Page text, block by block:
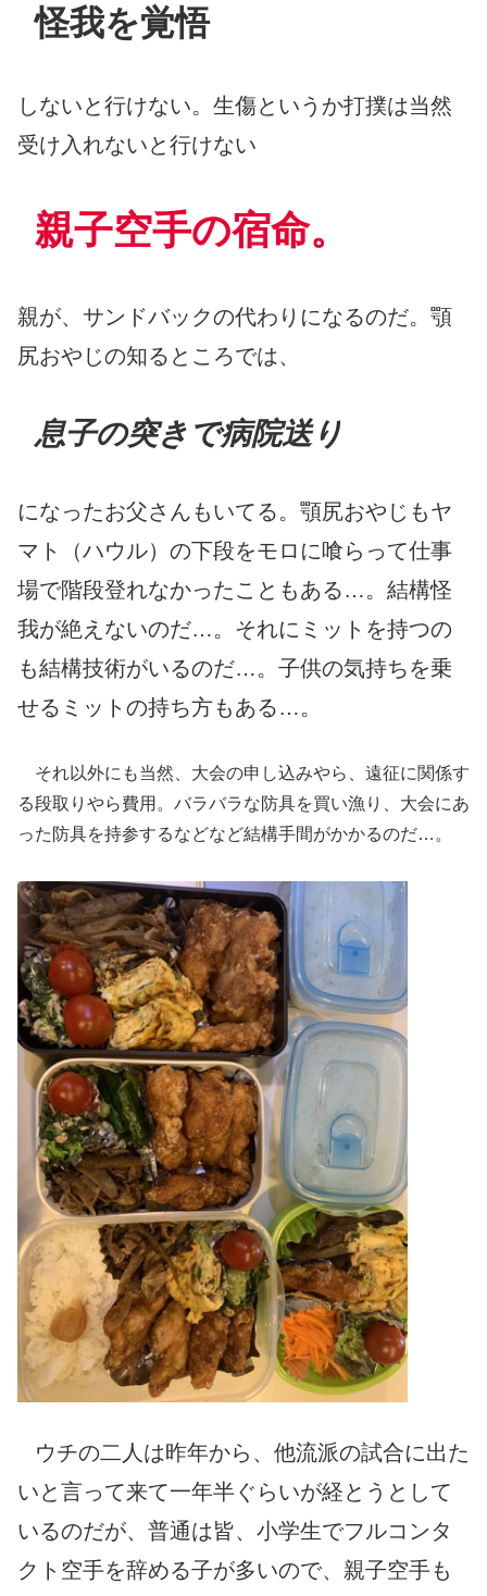
怪我を覚悟
しないと行けない。生傷というか打撲は当然
受け入れないと行けない
親子空手の宿命。
親が、サンドバックの代わりになるのだ。顎
尻おやじの知るところでは、
息子の突きで病院送り
になったお父さんもいてる。顎尻おやじもヤ
マト（ハウル）の下段をモロに喰らって仕事
場で階段登れなかったこともある…。結構怪
我が絶えないのだ…。 それにミットを持つの
も結構技術がいるのだ…。子供の気持ちを乗
せるミットの持ち方もある…。
それ以外にも当然、大会の申し込みやら、遠征に関係す
る段取りやら費用。バラバラな防具を買い漁り、大会にあ
った防具を持参するなどなど結構手間がかかるのだ…。
ウチの二人は昨年から、他流派の試合に出た
いと言って来て一年半ぐらいが経とうとして
いるのだが、普通は皆、小学生でフルコンタ
クト空手を辞める子が多いので、親子空手も